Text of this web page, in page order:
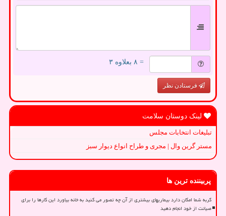
= ۸ بعلاوه ۳
فرستادن نظر
لینک دوستان سلامت
تبلیغات انتخابات مجلس
مستر گرین وال | مجری و طراح انواع دیوار سبز
پربیننده ترین ها
گربه شما امکان دارد بیماریهای بیشتری از آن چه تصور می کنید به خانه بیاورد این کارها را برای
صیانت از خود انجام دهید